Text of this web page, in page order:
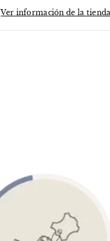
Ver información de la tienda